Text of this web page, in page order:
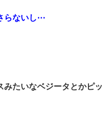
らないし⋯
みたいなベジータとかピッ